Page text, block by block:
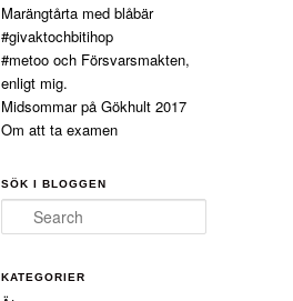
Marängtårta med blåbär
#givaktochbitihop
#metoo och Försvarsmakten,
enligt mig.
Midsommar på Gökhult 2017
Om att ta examen
SÖK I BLOGGEN
Search
KATEGORIER